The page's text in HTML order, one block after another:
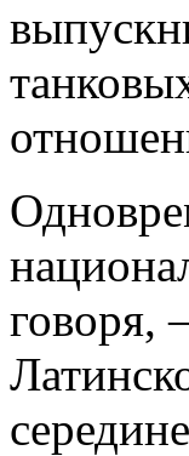
говоря,